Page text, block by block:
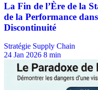
Stratégie Supply Chain
24 Jan 2026 8 min